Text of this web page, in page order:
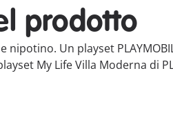
prodotto
nipotino. Un playset
My Life Villa Moderna di